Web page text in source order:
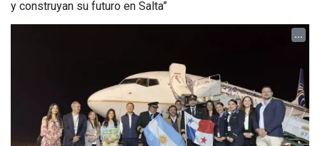
y construyan su futuro en Salta”
...